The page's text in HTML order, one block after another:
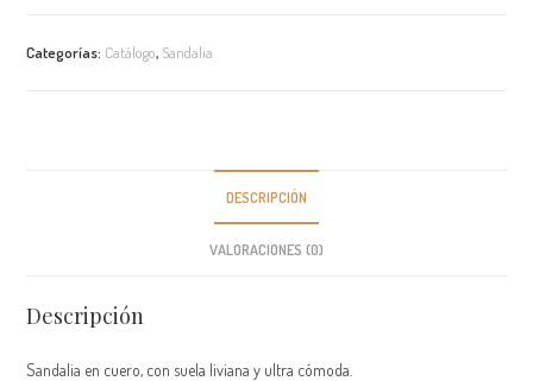
Categorías: Catálogo, Sandalia
DESCRIPCIÓN
VALORACIONES (0)
Descripción
Sandalia en cuero, con suela liviana y ultra cómoda.